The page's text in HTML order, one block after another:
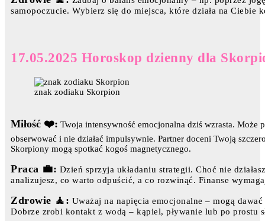
samopoczucie. Wybierz się do miejsca, które działa na Ciebie
17.05.2025 Horoskop dzienny dla
znak zodiaku Skorpion
Miłość ❤️: Twoja intensywność emocjonalna dziś wzrasta. Może
obserwować i nie działać impulsywnie. Partner doceni Twoją
Skorpiony mogą spotkać kogoś magnetycznego.
Praca 💼: Dzień sprzyja układaniu strategii. Choć nie
analizujesz, co warto odpuścić, a co rozwinąć. Finanse
Zdrowie 🧘: Uważaj na napięcia emocjonalne – mogą
Dobrze zrobi kontakt z wodą – kąpiel, pływanie lub po prostu